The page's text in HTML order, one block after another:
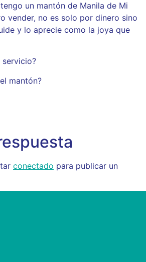
un mantón de Manila de Mi
vender, no es solo por dinero sino
y lo aprecie como la joya que
servicio?
mantón?
conectado para publicar un